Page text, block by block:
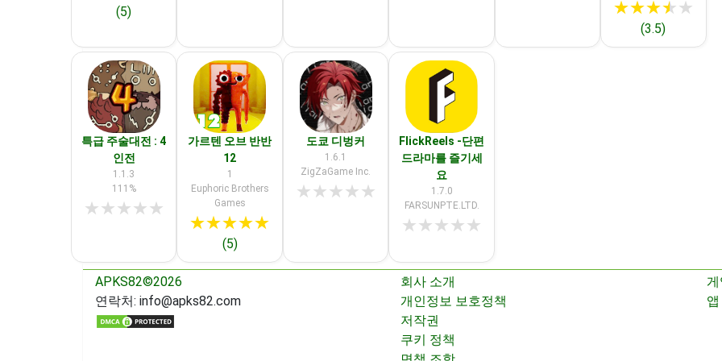
(5) ★★★★★
(3.5)
특급 주술대전 : 4
인전
1.1.3
111%
★★★★★
가르텐 오브 반반
12
1
Euphoric Brothers
Games
★★★★★
(5)
도쿄 디벙커
1.6.1
ZigZaGame Inc.
★★★★★
FlickReels -단편
드라마를 즐기세
요
1.7.0
FARSUNPTE.LTD.
★★★★★
APKS82©2026
연락처: info@apks82.com
회사 소개
개인정보 보호정책
저작권
쿠키 정책
앱